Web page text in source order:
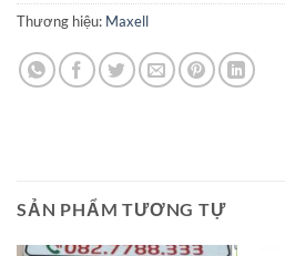
Thương hiệu: Maxell
SẢN PHẨM TƯƠNG TỰ